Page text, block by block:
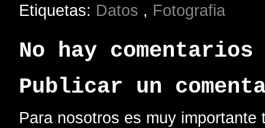
Etiquetas: Datos , Fotografia
No hay
Publicar un
Para nosotros es muy